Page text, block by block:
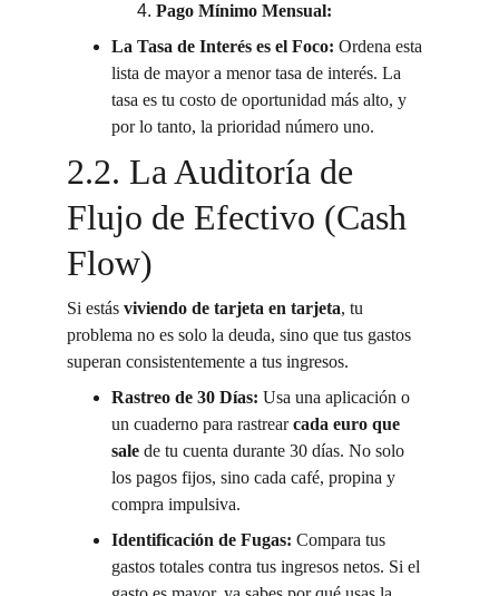
Pago Mínimo Mensual:
La Tasa de Interés es el Foco: Ordena esta
lista de mayor a menor tasa de interés. La
tasa es tu costo de oportunidad más alto, y
por lo tanto, la prioridad número uno.
2.2. La Auditoría de
Flujo de Efectivo (Cash
Flow)
Si estás viviendo de tarjeta en tarjeta, tu
problema no es solo la deuda, sino que tus gastos
superan consistentemente a tus ingresos.
Rastreo de 30 Días: Usa una aplicación o
un cuaderno para rastrear cada euro que
sale de tu cuenta durante 30 días. No solo
los pagos fijos, sino cada café, propina y
compra impulsiva.
Identificación de Fugas: Compara tus
gastos totales contra tus ingresos netos. Si el